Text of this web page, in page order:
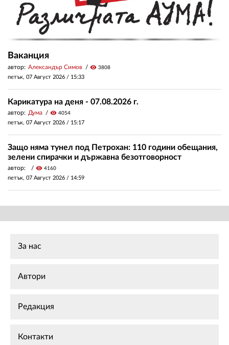
Ваканция
автор: Александър Симов visibility 3808
петък, 07 Август 2026 / 15:33
Карикатура на деня - 07.08.2026 г.
автор: Дума visibility 4054
петък, 07 Август 2026 / 15:17
Защо няма тунел под Петрохан: 110 години обещания,
зелени спирачки и държавна безотговорност
автор: visibility 4160
петък, 07 Август 2026 / 14:59
За нас
Автори
Редакция
Контакти